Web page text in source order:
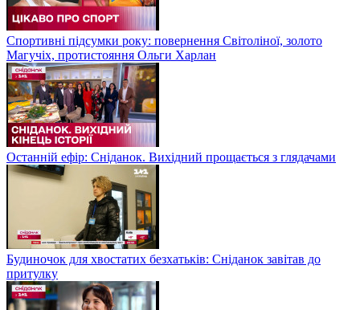
Спортивні підсумки року: повернення Світоліної, золото
Магучіх, протистояння Ольги Харлан
Останній ефір: Сніданок. Вихідний прощається з глядачами
Будиночок для хвостатих безхатьків: Сніданок завітав до
притулку